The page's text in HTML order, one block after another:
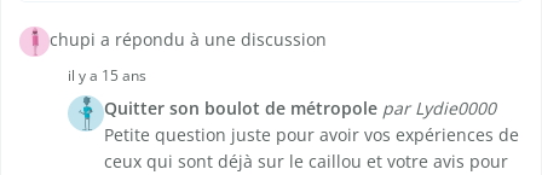
chupi a répondu à une discussion
il y a 15 ans
Quitter son boulot de métropole par Lydie0000
Petite question juste pour avoir vos expériences de
ceux qui sont déjà sur le caillou et votre avis pour